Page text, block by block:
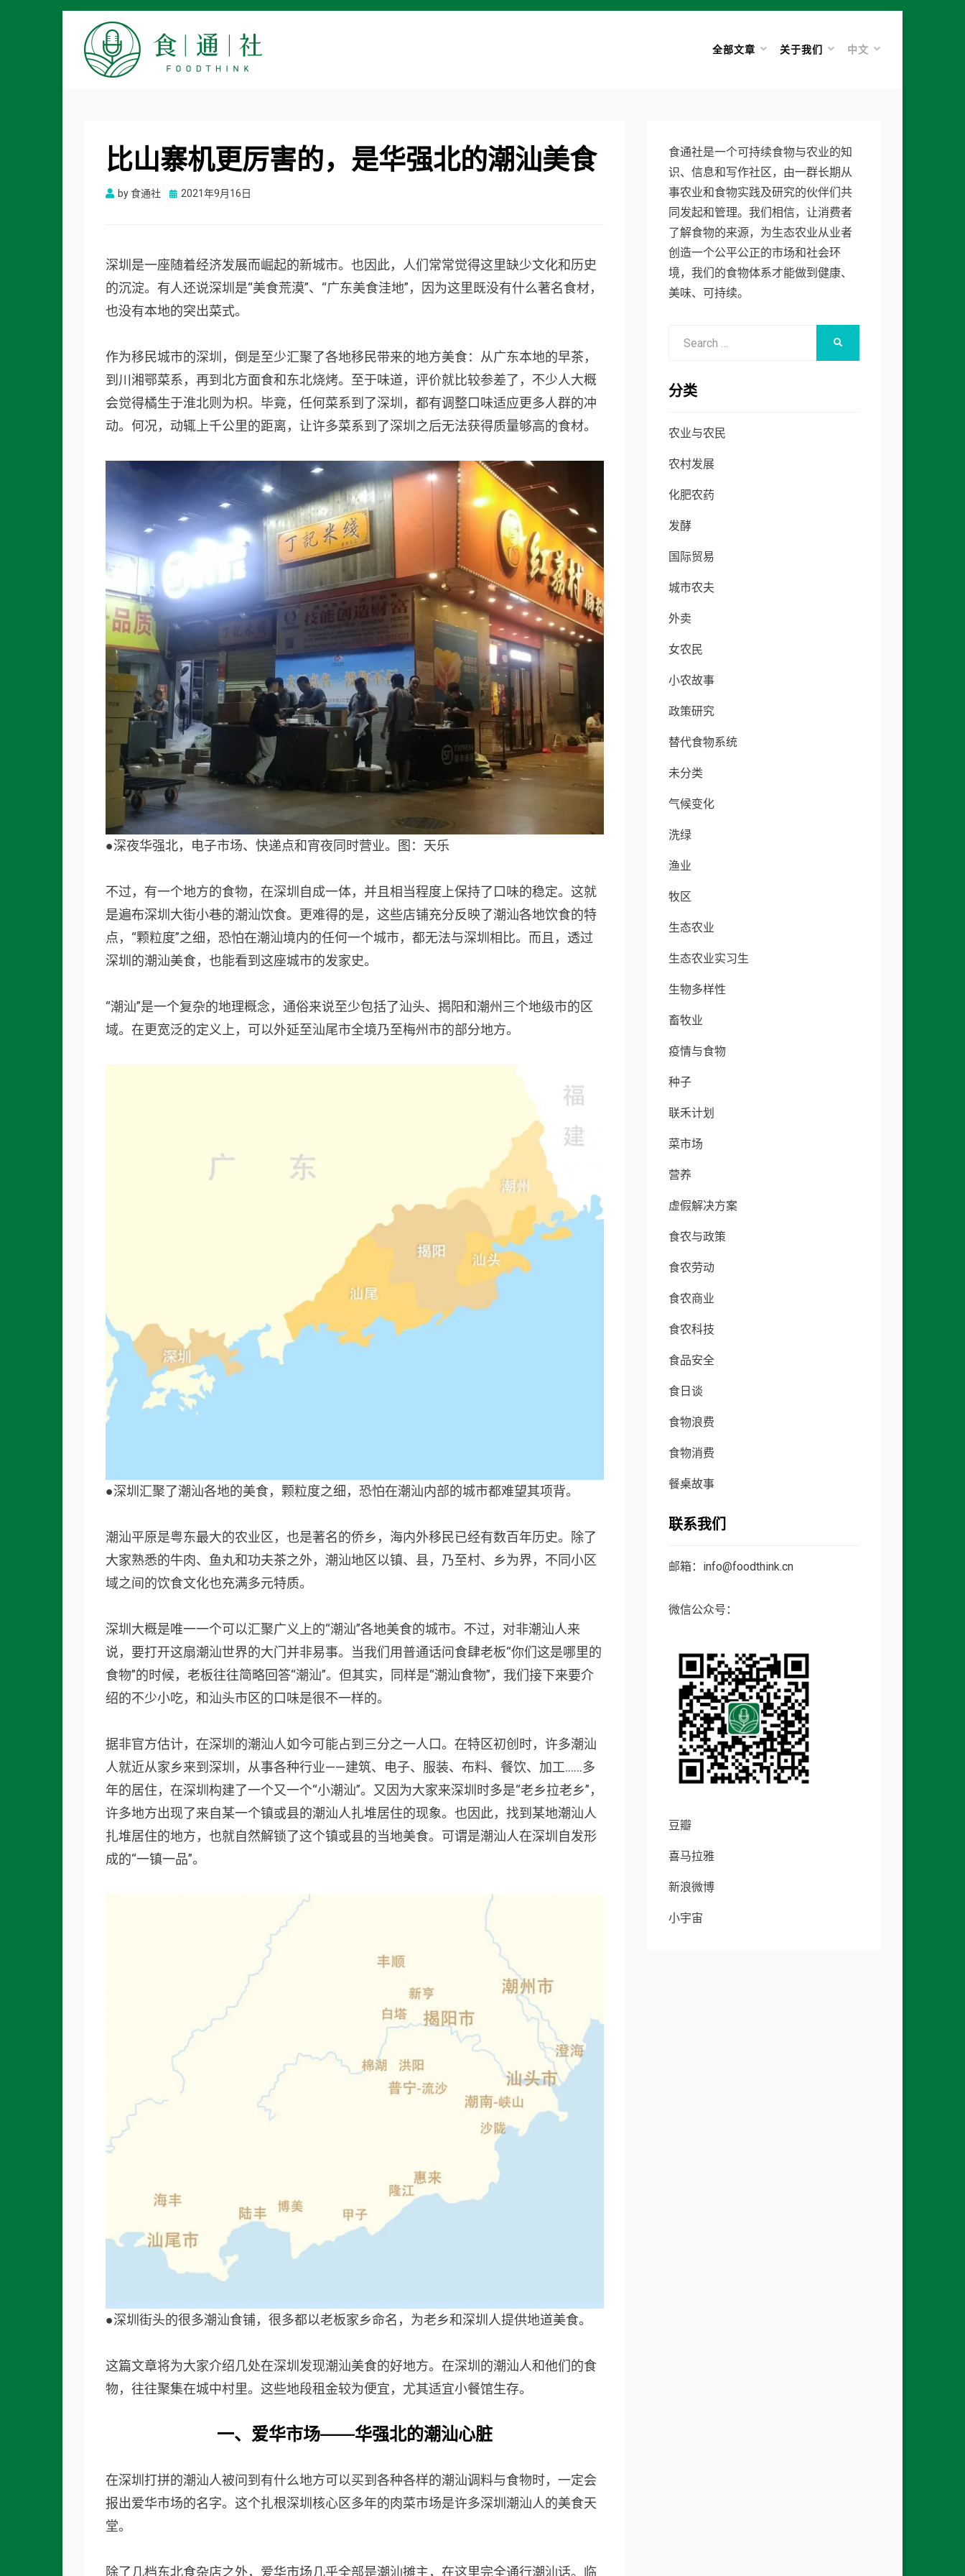
全部文章 关于我们 中文
比山寨机更厉害的，是华强北的潮汕美食
by食通社
Posted
2021年9月16日
深圳是一座随着经济发展而崛起的新城市。也因此，人们常常觉得这里缺少文化和历史
的沉淀。有人还说深圳是“美食荒漠”、“广东美食洼地”，因为这里既没有什么著名食材，
也没有本地的突出菜式。
作为移民城市的深圳，倒是至少汇聚了各地移民带来的地方美食：从广东本地的早茶，
到川湘鄂菜系，再到北方面食和东北烧烤。至于味道，评价就比较参差了，不少人大概
会觉得橘生于淮北则为枳。毕竟，任何菜系到了深圳，都有调整口味适应更多人群的冲
动。何况，动辄上千公里的距离，让许多菜系到了深圳之后无法获得质量够高的食材。
●深夜华强北，电子市场、快递点和宵夜同时营业。图：天乐
不过，有一个地方的食物，在深圳自成一体，并且相当程度上保持了口味的稳定。这就
是遍布深圳大街小巷的潮汕饮食。更难得的是，这些店铺充分反映了潮汕各地饮食的特
点，“颗粒度”之细，恐怕在潮汕境内的任何一个城市，都无法与深圳相比。而且，透过
深圳的潮汕美食，也能看到这座城市的发家史。
“潮汕”是一个复杂的地理概念，通俗来说至少包括了汕头、揭阳和潮州三个地级市的区
域。在更宽泛的定义上，可以外延至汕尾市全境乃至梅州市的部分地方。
●深圳汇聚了潮汕各地的美食，颗粒度之细，恐怕在潮汕内部的城市都难望其项背。
潮汕平原是粤东最大的农业区，也是著名的侨乡，海内外移民已经有数百年历史。除了
大家熟悉的牛肉、鱼丸和功夫茶之外，潮汕地区以镇、县，乃至村、乡为界，不同小区
域之间的饮食文化也充满多元特质。
深圳大概是唯一一个可以汇聚广义上的“潮汕”各地美食的城市。不过，对非潮汕人来
说，要打开这扇潮汕世界的大门并非易事。当我们用普通话问食肆老板“你们这是哪里的
食物”的时候，老板往往简略回答“潮汕”。但其实，同样是“潮汕食物”，我们接下来要介
绍的不少小吃，和汕头市区的口味是很不一样的。
据非官方估计，在深圳的潮汕人如今可能占到三分之一人口。在特区初创时，许多潮汕
人就近从家乡来到深圳，从事各种行业——建筑、电子、服装、布料、餐饮、加工……多
年的居住，在深圳构建了一个又一个“小潮汕”。又因为大家来深圳时多是“老乡拉老乡”，
许多地方出现了来自某一个镇或县的潮汕人扎堆居住的现象。也因此，找到某地潮汕人
扎堆居住的地方，也就自然解锁了这个镇或县的当地美食。可谓是潮汕人在深圳自发形
成的“一镇一品”。
●深圳街头的很多潮汕食铺，很多都以老板家乡命名，为老乡和深圳人提供地道美食。
这篇文章将为大家介绍几处在深圳发现潮汕美食的好地方。在深圳的潮汕人和他们的食
物，往往聚集在城中村里。这些地段租金较为便宜，尤其适宜小餐馆生存。
一、爱华市场——华强北的潮汕心脏
在深圳打拼的潮汕人被问到有什么地方可以买到各种各样的潮汕调料与食物时，一定会
报出爱华市场的名字。这个扎根深圳核心区多年的肉菜市场是许多深圳潮汕人的美食天
堂。
除了几档东北食杂店之外，爱华市场几乎全部是潮汕摊主，在这里完全通行潮汕话。临
食通社是一个可持续食物与农业的知
识、信息和写作社区，由一群长期从
事农业和食物实践及研究的伙伴们共
同发起和管理。我们相信，让消费者
了解食物的来源，为生态农业从业者
创造一个公平公正的市场和社会环
境，我们的食物体系才能做到健康、
美味、可持续。
分类
农业与农民
农村发展
化肥农药
发酵
国际贸易
城市农夫
外卖
女农民
小农故事
政策研究
替代食物系统
未分类
气候变化
洗绿
渔业
牧区
生态农业
生态农业实习生
生物多样性
畜牧业
疫情与食物
种子
联禾计划
菜市场
营养
虚假解决方案
食农与政策
食农劳动
食农商业
食农科技
食品安全
食日谈
食物浪费
食物消费
餐桌故事
联系我们
邮箱：info@foodthink.cn
微信公众号：
豆瓣
喜马拉雅
新浪微博
小宇宙